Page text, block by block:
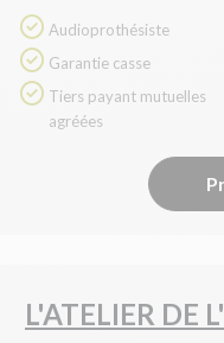
Audioprothésiste
Garantie casse
agréées
L'ATELIER DE